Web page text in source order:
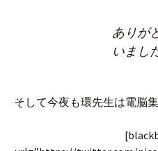
ありが
いまし
そして今夜も環先生は電脳